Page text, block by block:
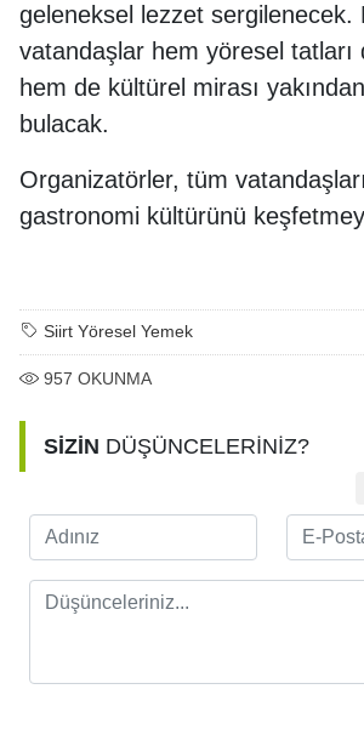
geleneksel lezzet sergilenecek.
vatandaşlar hem yöresel tatları
hem de kültürel mirası
bulacak.
Organizatörler, tüm
gastronomi kültürünü
Siirt Yöresel Yemek
957 OKUNMA
SİZİN DÜŞÜNCELERİNİZ?